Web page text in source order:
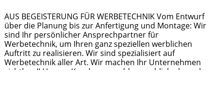
AUS BEGEISTERUNG FÜR WERBETECHNIK Vom Entwurf
über die Planung bis zur Anfertigung und Montage: Wir
sind Ihr persönlicher Ansprechpartner für
Werbetechnik, um Ihren ganz speziellen werblichen
Auftritt zu realisieren. Wir sind spezialisiert auf
Werbetechnik aller Art. Wir machen Ihr Unternehmen
sichtbar !! Unsere Kunden, sowohl gewerblich als auch